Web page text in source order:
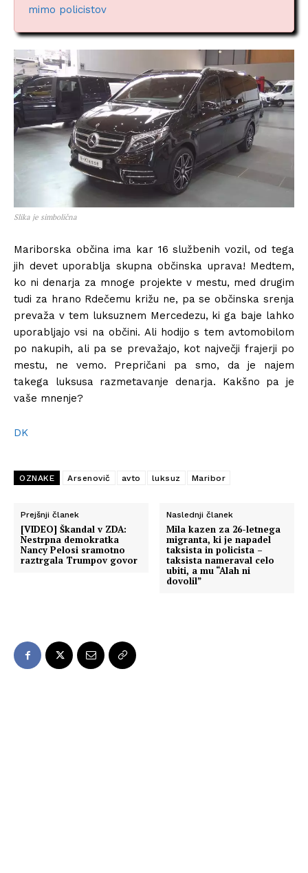
mimo policistov
Slika je simbolična
Mariborska občina ima kar 16 službenih vozil, od tega
jih devet uporablja skupna občinska uprava! Medtem,
ko ni denarja za mnoge projekte v mestu, med drugim
tudi za hrano Rdečemu križu ne, pa se občinska srenja
prevaža v tem luksuznem Mercedezu, ki ga baje lahko
uporabljajo vsi na občini. Ali hodijo s tem avtomobilom
po nakupih, ali pa se prevažajo, kot največji frajerji po
mestu, ne vemo. Prepričani pa smo, da je najem
takega luksusa razmetavanje denarja. Kakšno pa je
vaše mnenje?
DK
OZNAKE Arsenovič avto luksuz Maribor
Prejšnji članek
[VIDEO] Škandal v ZDA:
Nestrpna demokratka
Nancy Pelosi sramotno
raztrgala Trumpov govor
Naslednji članek
Mila kazen za 26-letnega
migranta, ki je napadel
taksista in policista –
taksista nameraval celo
ubiti, a mu “Alah ni
dovolil”